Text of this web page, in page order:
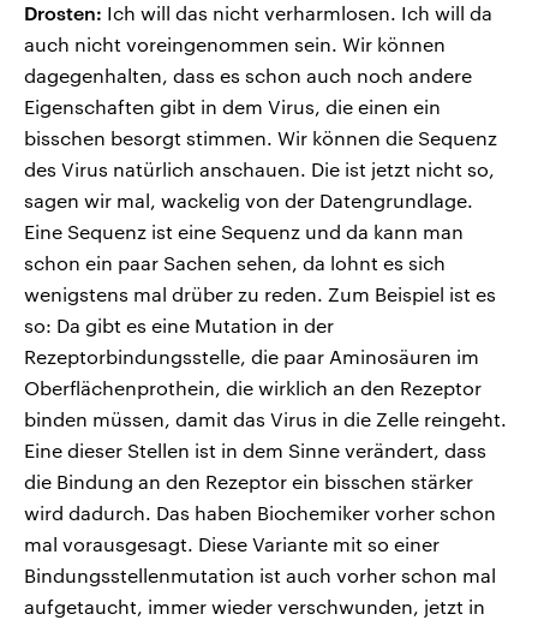
Drosten: Ich will das nicht verharmlosen. Ich will da
auch nicht voreingenommen sein. Wir können
dagegenhalten, dass es schon auch noch andere
Eigenschaften gibt in dem Virus, die einen ein
bisschen besorgt stimmen. Wir können die Sequenz
des Virus natürlich anschauen. Die ist jetzt nicht so,
sagen wir mal, wackelig von der Datengrundlage.
Eine Sequenz ist eine Sequenz und da kann man
schon ein paar Sachen sehen, da lohnt es sich
wenigstens mal drüber zu reden. Zum Beispiel ist es
so: Da gibt es eine Mutation in der
Rezeptorbindungsstelle, die paar Aminosäuren im
Oberflächenprothein, die wirklich an den Rezeptor
binden müssen, damit das Virus in die Zelle reingeht.
Eine dieser Stellen ist in dem Sinne verändert, dass
die Bindung an den Rezeptor ein bisschen stärker
wird dadurch. Das haben Biochemiker vorher schon
mal vorausgesagt. Diese Variante mit so einer
Bindungsstellenmutation ist auch vorher schon mal
aufgetaucht, immer wieder verschwunden, jetzt in